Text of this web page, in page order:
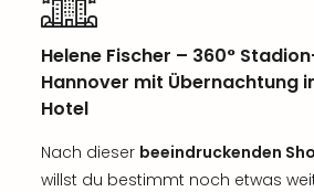
Helene Fischer – 360°
Hannover mit Übernachtung
Hotel
Nach dieser beeindruckenden
willst du bestimmt noch etwas